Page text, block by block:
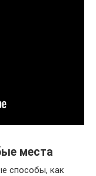
места
способы, как